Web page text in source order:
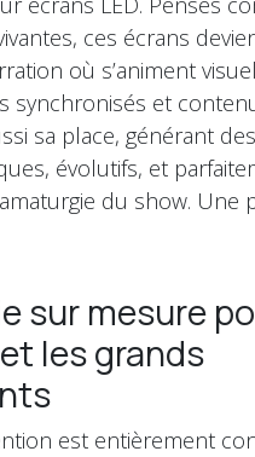
ces écrans
où s’animent
synchronisés et
sa place, générant
évolutifs, et
du show. Une
sur mesure
les grands
est entièrement